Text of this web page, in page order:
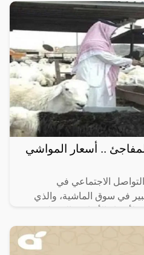
.. أسعار المواشي
الاجتماعي في
في سوق الماشية، والذي